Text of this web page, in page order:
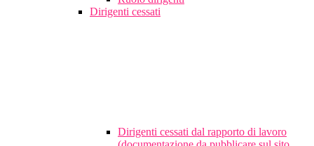
Dirigenti cessati
Dirigenti cessati dal rapporto di lavoro